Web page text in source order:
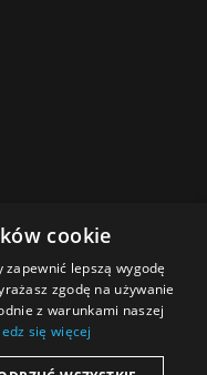
cookie
lepszą wygodę
zgodę na używanie
z warunkami naszej
się więcej